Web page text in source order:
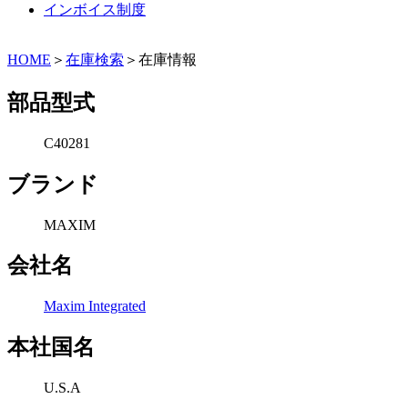
インボイス制度
HOME ＞ 在庫検索 ＞在庫情報
部品型式
C40281
ブランド
MAXIM
会社名
Maxim Integrated
本社国名
U.S.A